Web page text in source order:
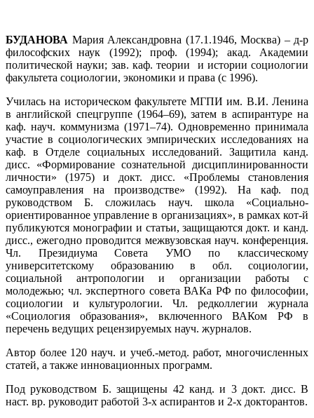
БУДАНОВА Мария Александровна (17.1.1946, Москва) – д-р
философских наук (1992); проф. (1994); акад. Академии
политической науки; зав. каф. теории
и истории социологии
факультета социологии, экономики и права (с 1996).
Училась на историческом факультете МГПИ им. В.И. Ленина
в английской спецгруппе (1964–69), затем в аспирантуре на
каф. науч. коммунизма (1971–74). Одновременно принимала
участие в социологических эмпирических исследованиях на
каф. в Отделе социальных исследований. Защитила канд.
дисс. «Формирование сознательной дисциплинированности
личности»
(1975) и докт. дисс. «Проблемы становления
самоуправления на производстве» (1992). На каф. под
руководством Б. сложилась науч. школа «Социально-
ориентированное управление в организациях», в рамках кот-й
публикуются монографии и статьи, защищаются докт. и канд.
дисс., ежегодно проводится межвузовская науч. конференция.
Чл. Президиума Совета УМО по классическому
университетскому образованию в обл. социологии,
социальной антропологии и организации работы с
молодежью; чл. экспертного совета ВАКа РФ по философии,
социологии и культурологии. Чл. редколлегии журнала
«Социология образования», включенного ВАКом РФ в
перечень ведущих рецензируемых науч. журналов.
Автор более 120 науч. и учеб.-метод. работ, многочисленных
статей, а также инновационных программ.
Под руководством Б. защищены 42 канд. и 3 докт. дисс. В
наст. вр. руководит работой 3-х аспирантов и 2-х докторантов.